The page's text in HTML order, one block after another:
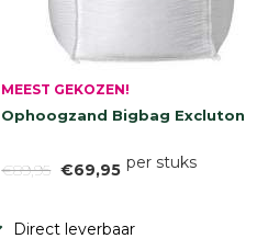
MEEST GEKOZEN!
Ophoogzand Bigbag Excluton
€89,95 €69,95 per stuks
Direct leverbaar